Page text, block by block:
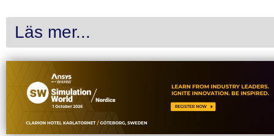
Läs mer...